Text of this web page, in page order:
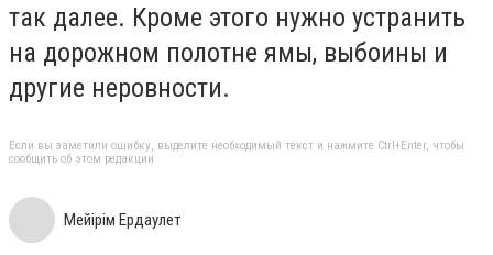
так далее. Кроме этого нужно устранить
на дорожном полотне ямы, выбоины и
другие неровности.
Если вы заметили ошибку, выделите необходимый текст и нажмите Ctrl+Enter, чтобы
сообщить об этом редакции
Мейiрiм Ердаулет